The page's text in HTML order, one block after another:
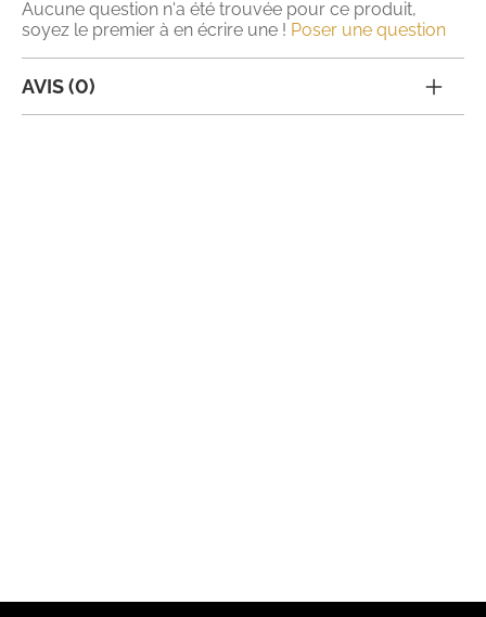
Aucune question n'a été trouvée pour ce produit,
soyez le premier à en écrire une ! Poser une question
AVIS (0)